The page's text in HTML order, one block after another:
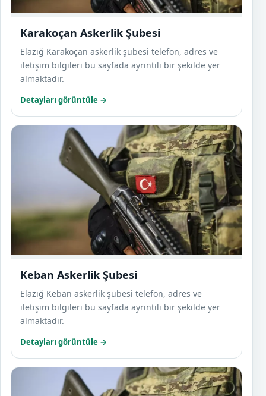
Karakoçan Askerlik Şubesi
Elazığ Karakoçan askerlik şubesi telefon, adres ve
iletişim bilgileri bu sayfada ayrıntılı bir şekilde yer
almaktadır.
Detayları görüntüle →
Keban Askerlik Şubesi
Elazığ Keban askerlik şubesi telefon, adres ve
iletişim bilgileri bu sayfada ayrıntılı bir şekilde yer
almaktadır.
Detayları görüntüle →